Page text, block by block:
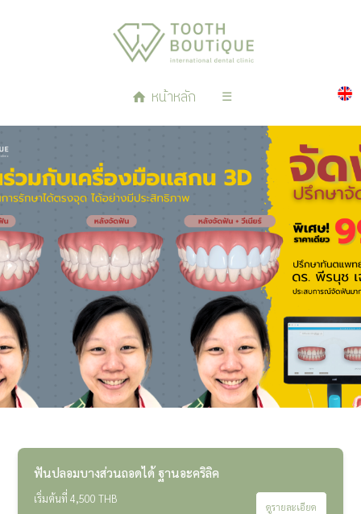
หน้าหลัก ☰
ฟันปลอมบางส่วนถอดได้ ฐานอะคริลิค
เริ่มต้นที่ 4,500 THB
ดูรายละเอียด